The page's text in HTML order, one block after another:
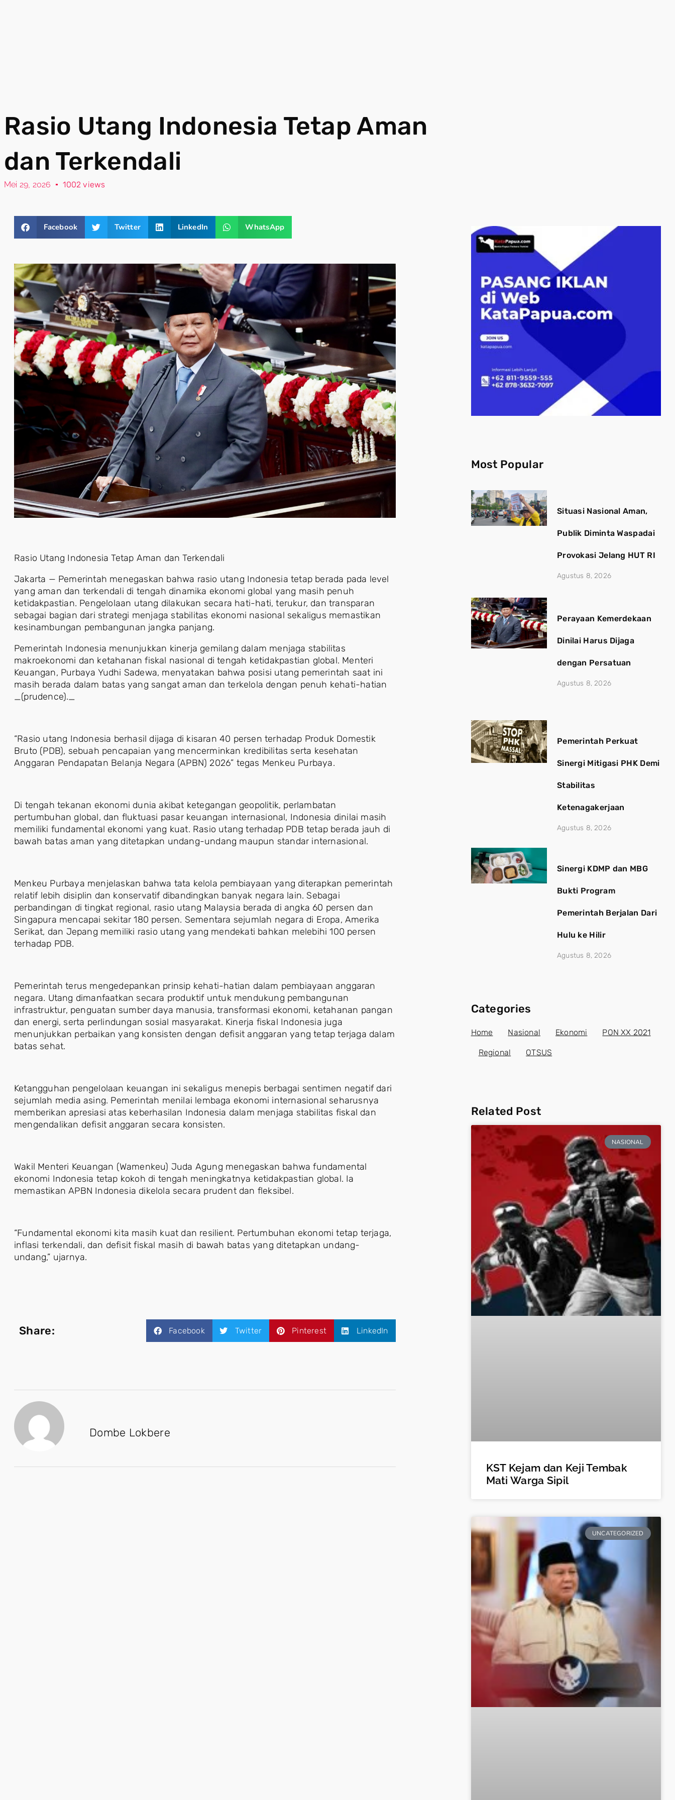
Rasio Utang Indonesia Tetap Aman
dan Terkendali
Mei 29, 2026 1002 views
Facebook Twitter LinkedIn WhatsApp
Rasio Utang Indonesia Tetap Aman dan Terkendali
Jakarta — Pemerintah menegaskan bahwa rasio utang Indonesia tetap berada pada level
yang aman dan terkendali di tengah dinamika ekonomi global yang masih penuh
ketidakpastian. Pengelolaan utang dilakukan secara hati-hati, terukur, dan transparan
sebagai bagian dari strategi menjaga stabilitas ekonomi nasional sekaligus memastikan
kesinambungan pembangunan jangka panjang.
Pemerintah Indonesia menunjukkan kinerja gemilang dalam menjaga stabilitas
makroekonomi dan ketahanan fiskal nasional di tengah ketidakpastian global. Menteri
Keuangan, Purbaya Yudhi Sadewa, menyatakan bahwa posisi utang pemerintah saat ini
masih berada dalam batas yang sangat aman dan terkelola dengan penuh kehati-hatian
_(prudence)._
“Rasio utang Indonesia berhasil dijaga di kisaran 40 persen terhadap Produk Domestik
Bruto (PDB), sebuah pencapaian yang mencerminkan kredibilitas serta kesehatan
Anggaran Pendapatan Belanja Negara (APBN) 2026” tegas Menkeu Purbaya.
Di tengah tekanan ekonomi dunia akibat ketegangan geopolitik, perlambatan
pertumbuhan global, dan fluktuasi pasar keuangan internasional, Indonesia dinilai masih
memiliki fundamental ekonomi yang kuat. Rasio utang terhadap PDB tetap berada jauh di
bawah batas aman yang ditetapkan undang-undang maupun standar internasional.
Menkeu Purbaya menjelaskan bahwa tata kelola pembiayaan yang diterapkan pemerintah
relatif lebih disiplin dan konservatif dibandingkan banyak negara lain. Sebagai
perbandingan di tingkat regional, rasio utang Malaysia berada di angka 60 persen dan
Singapura mencapai sekitar 180 persen. Sementara sejumlah negara di Eropa, Amerika
Serikat, dan Jepang memiliki rasio utang yang mendekati bahkan melebihi 100 persen
terhadap PDB.
Pemerintah terus mengedepankan prinsip kehati-hatian dalam pembiayaan anggaran
negara. Utang dimanfaatkan secara produktif untuk mendukung pembangunan
infrastruktur, penguatan sumber daya manusia, transformasi ekonomi, ketahanan pangan
dan energi, serta perlindungan sosial masyarakat. Kinerja fiskal Indonesia juga
menunjukkan perbaikan yang konsisten dengan defisit anggaran yang tetap terjaga dalam
batas sehat.
Ketangguhan pengelolaan keuangan ini sekaligus menepis berbagai sentimen negatif dari
sejumlah media asing. Pemerintah menilai lembaga ekonomi internasional seharusnya
memberikan apresiasi atas keberhasilan Indonesia dalam menjaga stabilitas fiskal dan
mengendalikan defisit anggaran secara konsisten.
Wakil Menteri Keuangan (Wamenkeu) Juda Agung menegaskan bahwa fundamental
ekonomi Indonesia tetap kokoh di tengah meningkatnya ketidakpastian global. Ia
memastikan APBN Indonesia dikelola secara prudent dan fleksibel.
“Fundamental ekonomi kita masih kuat dan resilient. Pertumbuhan ekonomi tetap terjaga,
inflasi terkendali, dan defisit fiskal masih di bawah batas yang ditetapkan undang-
undang,” ujarnya.
Share: Facebook Twitter Pinterest LinkedIn
Dombe Lokbere
Most Popular
Situasi Nasional Aman,
Publik Diminta Waspadai
Provokasi Jelang HUT RI
Agustus 8, 2026
Perayaan Kemerdekaan
Dinilai Harus Dijaga
dengan Persatuan
Agustus 8, 2026
Pemerintah Perkuat
Sinergi Mitigasi PHK Demi
Stabilitas
Ketenagakerjaan
Agustus 8, 2026
Sinergi KDMP dan MBG
Bukti Program
Pemerintah Berjalan Dari
Hulu ke Hilir
Agustus 8, 2026
Categories
Home Nasional Ekonomi PON XX 2021
Regional OTSUS
Related Post
NASIONAL
KST Kejam dan Keji Tembak
Mati Warga Sipil
UNCATEGORIZED